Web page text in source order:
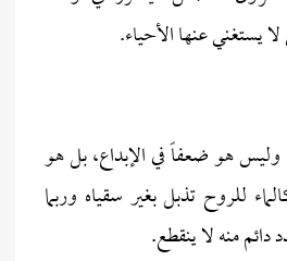
يستغني عنها الأحياء.
هو ضعفاً في الإبداع، بل هو
للروح تذبل بغير سقياه وربما
دائم منه لا ينقطع.